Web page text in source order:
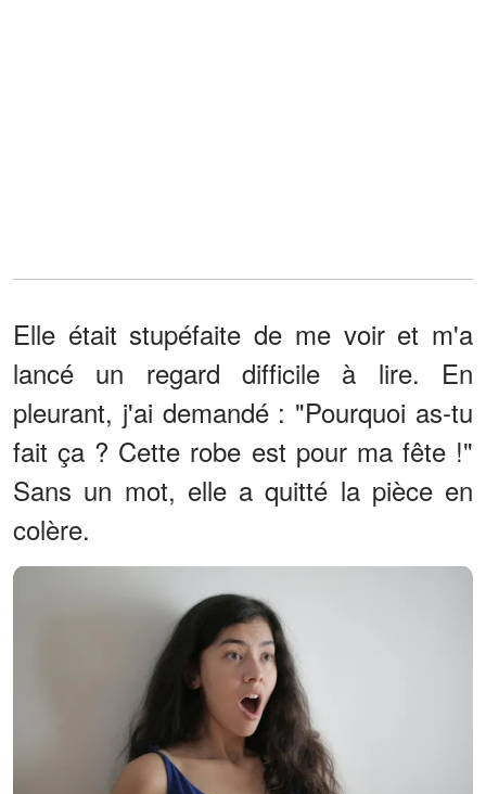
Elle était stupéfaite de me voir et m'a
lancé un regard difficile à lire. En
pleurant, j'ai demandé : "Pourquoi as-tu
fait ça ? Cette robe est pour ma fête !"
Sans un mot, elle a quitté la pièce en
colère.